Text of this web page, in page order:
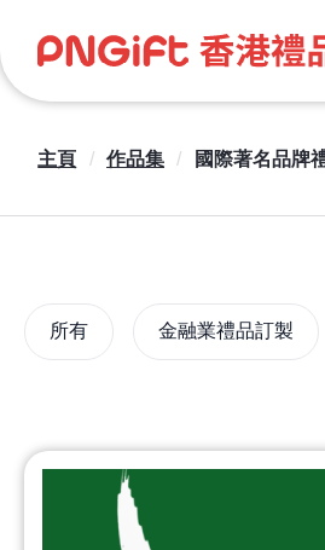
主頁 / 作品集 / 國際著名品牌
所有 金融業禮品訂製